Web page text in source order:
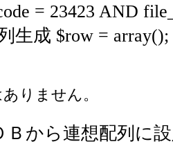
= 23423 AND
生成 $row =
りません。
Ｂから連想配列に